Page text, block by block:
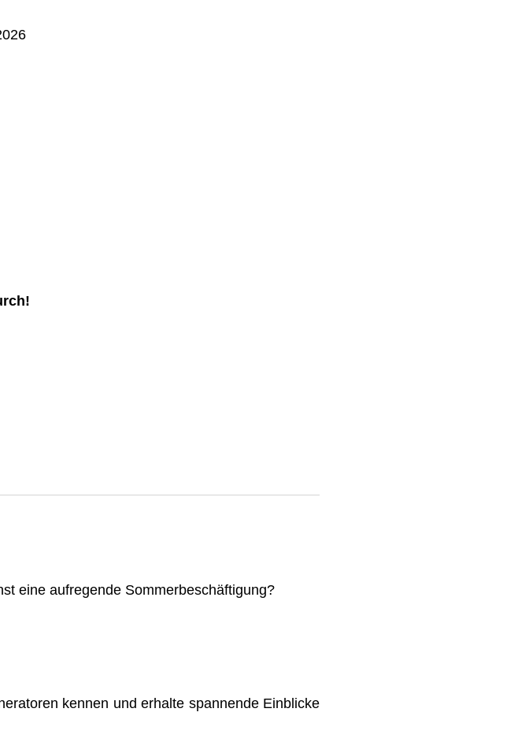
eine aufregende Sommerbeschäftigung?
kennen und erhalte spannende Einblicke